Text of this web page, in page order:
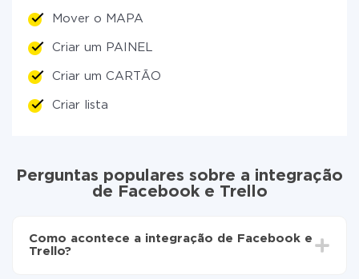
Mover o MAPA
Criar um PAINEL
Criar um CARTÃO
Criar lista
Perguntas populares sobre a integração
de Facebook e Trello
Como acontece a integração de Facebook e
Trello?